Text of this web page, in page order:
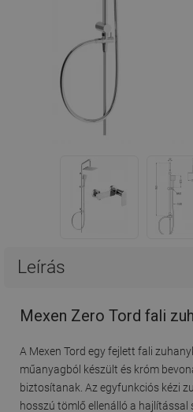
Leírás
Mexen Zero Tord fali
A Mexen Tord egy fejlett fali
műanyagból készült és króm
biztosítanak. Az egyfunkciós kézi
hosszú tömlő ellenálló a hajlítással